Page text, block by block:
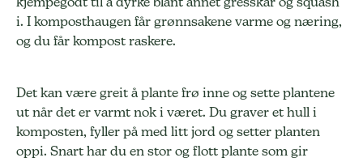
i. I komposthaugen får grønnsakene varme og næring,
og du får kompost raskere.
Det kan være greit å plante frø inne og sette plantene
ut når det er varmt nok i været. Du graver et hull i
komposten, fyller på med litt jord og setter planten
oppi. Snart har du en stor og flott plante som gir